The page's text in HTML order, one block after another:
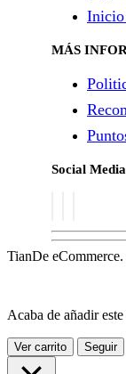
Inicio
MÁS
Social Media
TianDe
Acaba de añadir
Ver carrito Seguir